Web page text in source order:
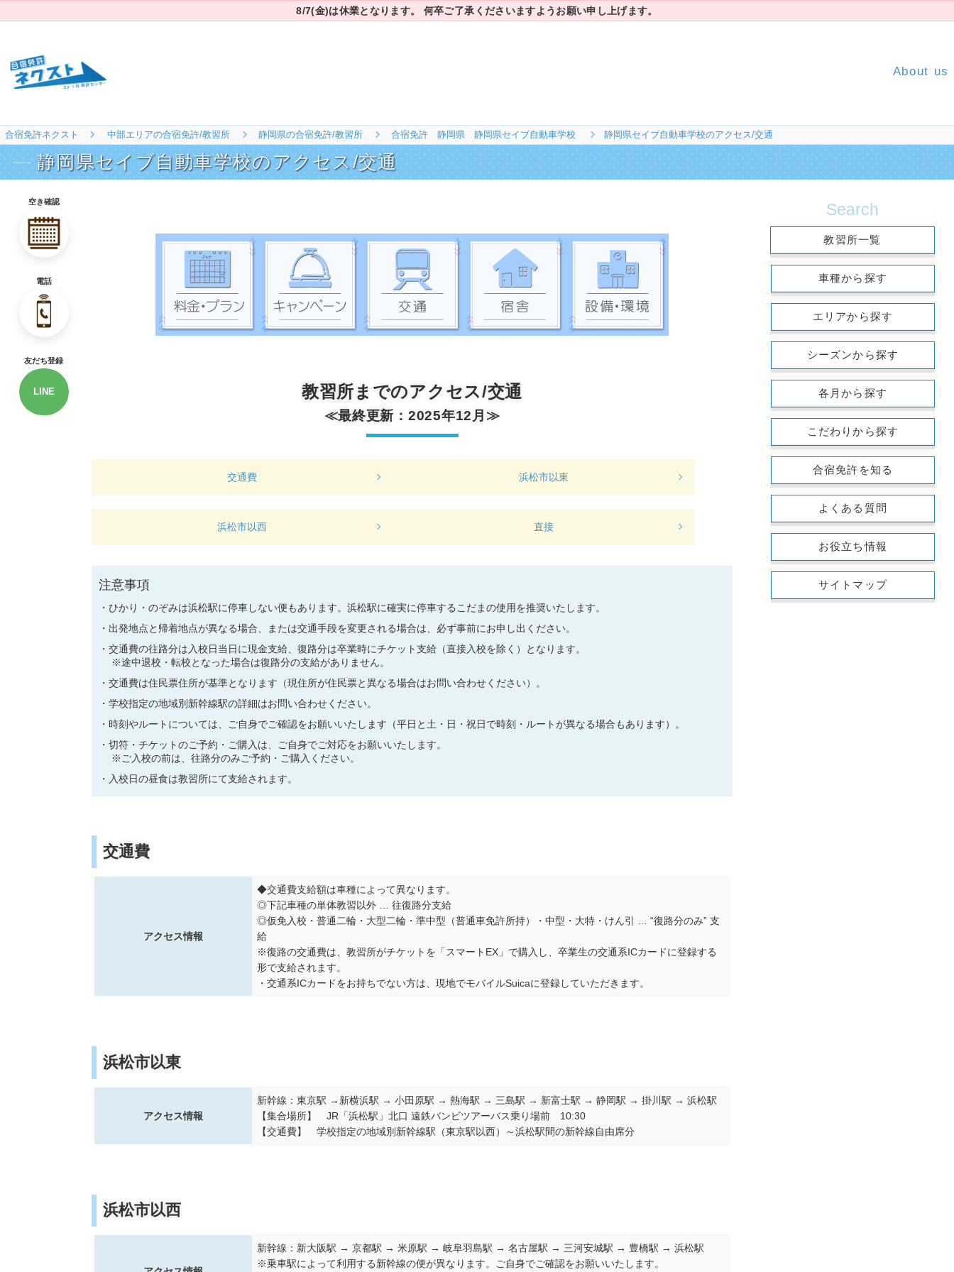
8/7(金)は休業となります。 何卒ご了承くださいますようお願い申し上げます。
About us
合宿免許ネクスト 中部エリアの合宿免許/教習所 静岡県の合宿免許/教習所 合宿免許 静岡県 静岡県セイブ自動車学校 静岡県セイブ自動車学校のアクセス/交通
静岡県セイブ自動車学校のアクセス/交通
空き確認
電話
友だち登録
LINE 教習所までのアクセス/交通
≪最終更新：2025年12月≫
交通費 浜松市以東
浜松市以西 直接
注意事項
ひかり・のぞみは浜松駅に停車しない便もあります。浜松駅に確実に停車するこだまの使用を推奨いたします。
出発地点と帰着地点が異なる場合、または交通手段を変更される場合は、必ず事前にお申し出ください。
交通費の往路分は入校日当日に現金支給、復路分は卒業時にチケット支給（直接入校を除く）となります。
※途中退校・転校となった場合は復路分の支給がありません。
交通費は住民票住所が基準となります（現住所が住民票と異なる場合はお問い合わせください）。
学校指定の地域別新幹線駅の詳細はお問い合わせください。
時刻やルートについては、ご自身でご確認をお願いいたします（平日と土・日・祝日で時刻・ルートが異なる場合もあります）。
切符・チケットのご予約・ご購入は、ご自身でご対応をお願いいたします。
※ご入校の前は、往路分のみご予約・ご購入ください。
入校日の昼食は教習所にて支給されます。
交通費
アクセス情報
◆交通費支給額は車種によって異なります。
◎下記車種の単体教習以外 … 往復路分支給
◎仮免入校・普通二輪・大型二輪・準中型（普通車免許所持）・中型・大特・けん引 … “復路分のみ” 支
給
※復路の交通費は、教習所がチケットを「スマートEX」で購入し、卒業生の交通系ICカードに登録する
形で支給されます。
・交通系ICカードをお持ちでない方は、現地でモバイルSuicaに登録していただきます。
浜松市以東
アクセス情報
新幹線：東京駅 →新横浜駅 → 小田原駅 → 熱海駅 → 三島駅 → 新富士駅 → 静岡駅 → 掛川駅 → 浜松駅
【集合場所】 JR「浜松駅」北口 遠鉄バンビツアーバス乗り場前 10:30
【交通費】 学校指定の地域別新幹線駅（東京駅以西）～浜松駅間の新幹線自由席分
浜松市以西
新幹線：新大阪駅 → 京都駅 → 米原駅 → 岐阜羽島駅 → 名古屋駅 → 三河安城駅 → 豊橋駅 → 浜松駅
※乗車駅によって利用する新幹線の便が異なります。ご自身でご確認をお願いいたします。
Search
教習所一覧
車種から探す
エリアから探す
シーズンから探す
各月から探す
こだわりから探す
合宿免許を知る
よくある質問
お役立ち情報
サイトマップ